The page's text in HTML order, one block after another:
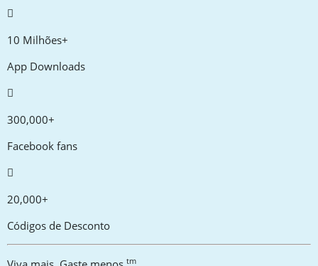
10 Milhões+
App Downloads
300,000+
Facebook fans
20,000+
Códigos de Desconto
tm